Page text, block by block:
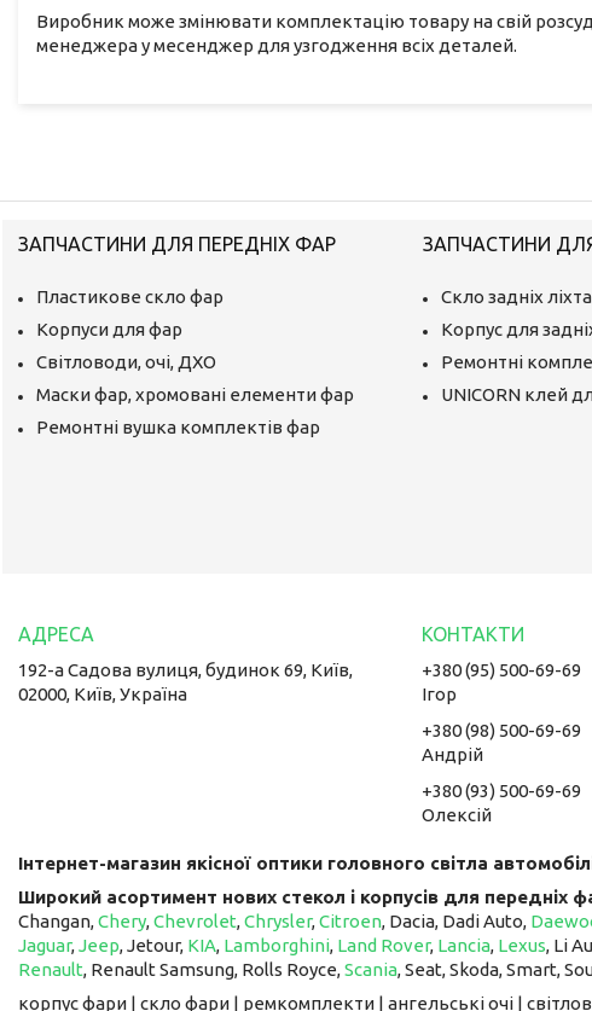
Виробник може змінювати комплектацію товару на свій
менеджера у месенджер для узгодження всіх деталей.
ЗАПЧАСТИНИ ДЛЯ ПЕРЕДНІХ ФАР
Пластикове скло фар
Корпуси для фар
Світловоди, очі, ДХО
Маски фар, хромовані елементи фар
Ремонтні вушка комплектів фар
ЗАПЧАСТИНИ ДЛЯ
Скло задніх
Корпус для
Ремонтні
UNICORN клей
192-а Садова вулиця, будинок 69, Київ,
02000, Київ, Україна
+380 (95) 500-69-69
Ігор
+380 (98) 500-69-69
Андрій
+380 (93) 500-69-69
Олексій
Інтернет-магазин якісної оптики головного світла
Широкий асортимент нових стекол і корпусів для передніх
Changan,Chery,Chevrolet,Chrysler,Citroen, Dacia, Dadi Auto,
Jaguar,Jeep, Jetour, ​​​​​​​ KIA, Lamborghini, Land Rover, Lancia, Lexus, Li
Renault, Renault Samsung, Rolls Royce,Scania, Seat, Skoda, Smart,
корпус фари | скло фари | ремкомплекти | ангельські очі |